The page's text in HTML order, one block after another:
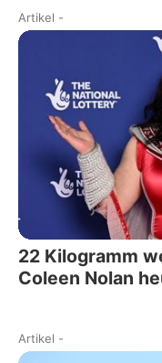
Artikel -
22 Kilogramm
Coleen Nolan
Artikel -